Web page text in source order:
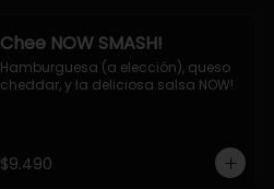
Chee NOW SMASH!
Hamburguesa (a elección), queso
cheddar, y la deliciosa salsa NOW!
$9.490